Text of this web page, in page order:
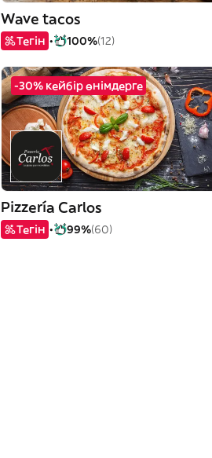
Wave tacos
Тегін 100%(12)
-30% кейбір өнімдерге
Pizzería Carlos
Тегін 99%(60)